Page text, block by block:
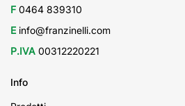
F 0464 839310
E info@franzinelli.com
P.IVA 00312220221
Info